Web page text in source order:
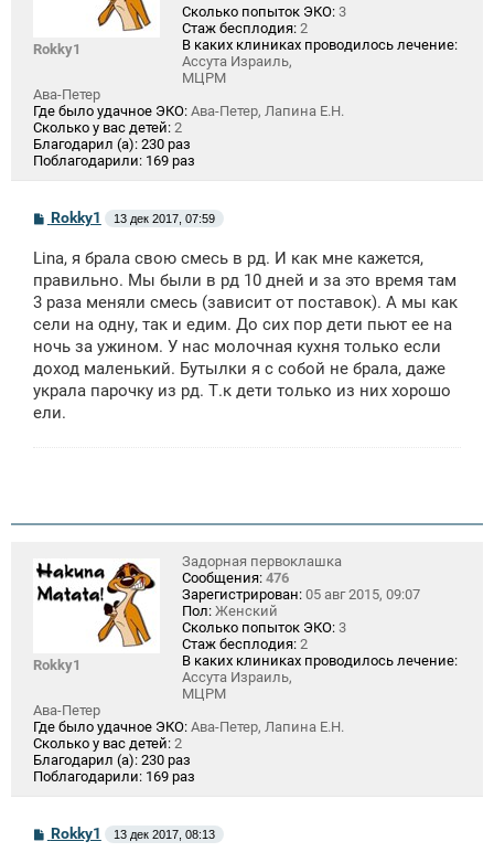
Rokky1
Сколько попыток ЭКО: 3
Стаж бесплодия: 2
В каких клиниках проводилось лечение:
Ассута Израиль,
МЦРМ
Ава-Петер
Где было удачное ЭКО: Ава-Петер, Лапина Е.Н.
Сколько у вас детей: 2
Благодарил (а): 230 раз
Поблагодарили: 169 раз
С
б
щ
е
н
и
Rokky1 13 дек 2017, 07:59
Lina, я брала свою смесь в рд. И как мне кажется,
правильно. Мы были в рд 10 дней и за это время там
3 раза меняли смесь (зависит от поставок). А мы как
сели на одну, так и едим. До сих пор дети пьют ее на
ночь за ужином. У нас молочная кухня только если
доход маленький. Бутылки я с собой не брала, даже
украла парочку из рд. Т.к дети только из них хорошо
ели.
Rokky1
Задорная первоклашка
Сообщения: 476
Зарегистрирован: 05 авг 2015, 09:07
Пол: Женский
Сколько попыток ЭКО: 3
Стаж бесплодия: 2
В каких клиниках проводилось лечение:
Ассута Израиль,
МЦРМ
Ава-Петер
Где было удачное ЭКО: Ава-Петер, Лапина Е.Н.
Сколько у вас детей: 2
Благодарил (а): 230 раз
Поблагодарили: 169 раз
СRokky1 13 дек 2017, 08:13